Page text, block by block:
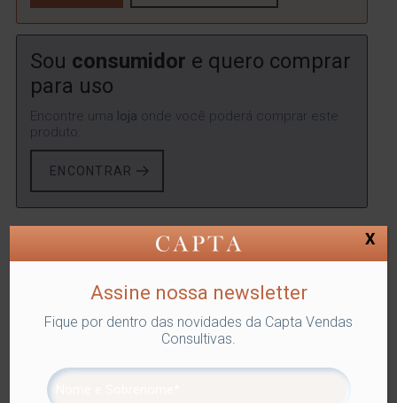
Sou consumidor e quero comprar
para uso
Encontre uma loja onde você poderá comprar este
produto.
ENCONTRAR
Categorias:Lyor ,POTICHE CRISTAL
E BOMBONIERES
Compartilhe
Informação adicional
Assine nossa newsletter
Fique por dentro das novidades da Capta Vendas
Consultivas.
X